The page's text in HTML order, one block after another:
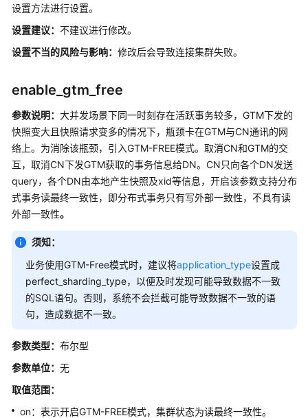
HyperLogLog
户
定
函
数
定
时
任
池
备
份
恢
复
DCF
设置方法进行设置。
设置建议： 不建议进行修改。
设置不当的风险与影响： 修改后会导致连接集群失败。
enable_gtm_free
参数说明： 大并发场景下同一时刻存在活跃事务较多，GTM下发的
快照变大且快照请求变多的情况下，瓶颈卡在GTM与CN通讯的网
络上。为消除该瓶颈，引入GTM-FREE模式。取消CN和GTM的交
互，取消CN下发GTM获取的事务信息给DN。 CN只向各个DN发送
query，各个DN由本地产生快照及xid等信息，开启该参数支持分布
式事务读最终一致性，即分布式事务只有写外部一致性，不具有读
外部一致性。
须知：
业务使用GTM-Free模式时，建议将application_type设置成
perfect_sharding_type，以便及时发现可能导致数据不一致
的SQL语句。否则，系统不会拦截可能导致数据不一致的语
句，造成数据不一致。
参数类型： 布尔型
参数单位： 无
取值范围：
on：表示开启GTM-FREE模式， 集群状态为读最终一致性。